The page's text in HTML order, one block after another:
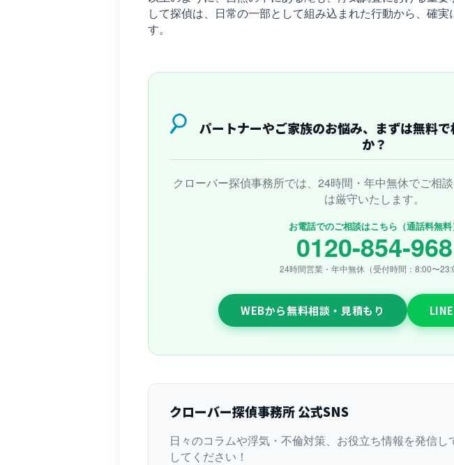
して探偵は、日常の一部として組み込まれた行動から、確実
す。
パートナーやご家族のお悩み、まずは無料
か？
クローバー探偵事務所では、24時間・年中無休でご相
は厳守いたします。
お電話でのご相談はこちら（通話料無料
0120-854-968
24時間営業・年中無休（受付時間：8:00〜
WEBから無料相談・見積もり
クローバー探偵事務所 公式SNS
日々のコラムや浮気・不倫対策、お役立ち情報を発信し
してください！